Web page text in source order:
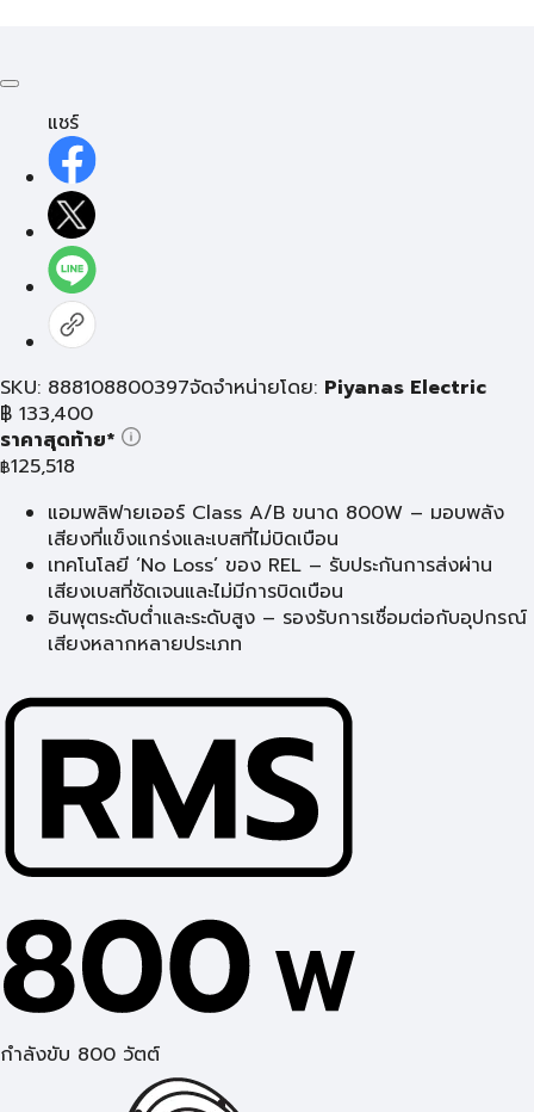
แชร์
SKU: 888108800397จัดจำหน่ายโดย: Piyanas Electric
฿ 133,400
ราคาสุดท้าย*
฿125,518
แอมพลิฟายเออร์ Class A/B ขนาด 800W – มอบพลัง
เสียงที่แข็งแกร่งและเบสที่ไม่บิดเบือน
เทคโนโลยี ‘No Loss’ ของ REL – รับประกันการส่งผ่าน
เสียงเบสที่ชัดเจนและไม่มีการบิดเบือน
อินพุตระดับต่ำและระดับสูง – รองรับการเชื่อมต่อกับอุปกรณ์
เสียงหลากหลายประเภท
กำลังขับ 800 วัตต์